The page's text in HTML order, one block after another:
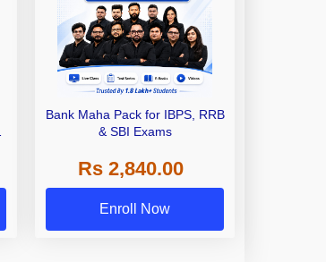
Bank Maha Pack for IBPS, RRB
& SBI Exams
Rs 2,840.00
Enroll Now